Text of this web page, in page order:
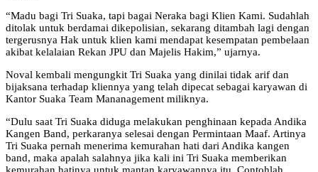
“Madu bagi Tri Suaka, tapi bagai Neraka bagi Klien Kami. Sudahlah
ditolak untuk berdamai dikepolisian, sekarang ditambah lagi dengan
tergerusnya Hak untuk klien kami mendapat kesempatan pembelaan
akibat kelalaian Rekan JPU dan Majelis Hakim,” ujarnya.
Noval kembali mengungkit Tri Suaka yang dinilai tidak arif dan
bijaksana terhadap kliennya yang telah dipecat sebagai karyawan di
Kantor Suaka Team Mananagement miliknya.
“Dulu saat Tri Suaka diduga melakukan penghinaan kepada Andika
Kangen Band, perkaranya selesai dengan Permintaan Maaf. Artinya
Tri Suaka pernah menerima kemurahan hati dari Andika kangen
band, maka apalah salahnya jika kali ini Tri Suaka memberikan